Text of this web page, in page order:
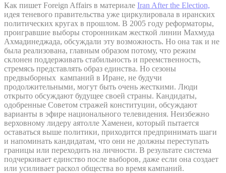
Как пишет Foreign Affairs в материале Iran After the Election,
идея теневого правительства уже циркулировала в иранских
политических кругах в прошлом. В 2005 году реформаторы,
проигравшие выборы сторонникам жесткой линии Махмуда
Ахмадинеджада, обсуждали эту возможность. Но она так и не
была реализована, главным образом потому, что режим
склонен поддерживать стабильность и преемственность,
стремясь представлять образ единства. Но сезоны
предвыборных кампаний в Иране, не будучи
продолжительными, могут быть очень жесткими. Люди
открыто обсуждают будущее своей страны. Кандидаты,
одобренные Советом стражей конституции, обсуждают
варианты в эфире национального телевидения. Неизбежно
верховному лидеру аятолле Хаменеи, который пытается
оставаться выше политики, приходится предпринимать шаги
и напоминать кандидатам, что они не должны переступать
границы или переходить на личности. В результате система
подчеркивает единство после выборов, даже если она создает
или усиливает раскол общества во время кампаний.